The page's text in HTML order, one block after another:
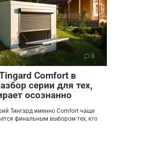
0
Comfort в
серии для тех,
осознанно
Тингард именно Comfort чаще
финальным выбором тех, кто